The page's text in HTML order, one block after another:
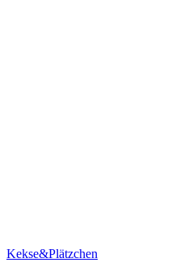
Kekse&Plätzchen